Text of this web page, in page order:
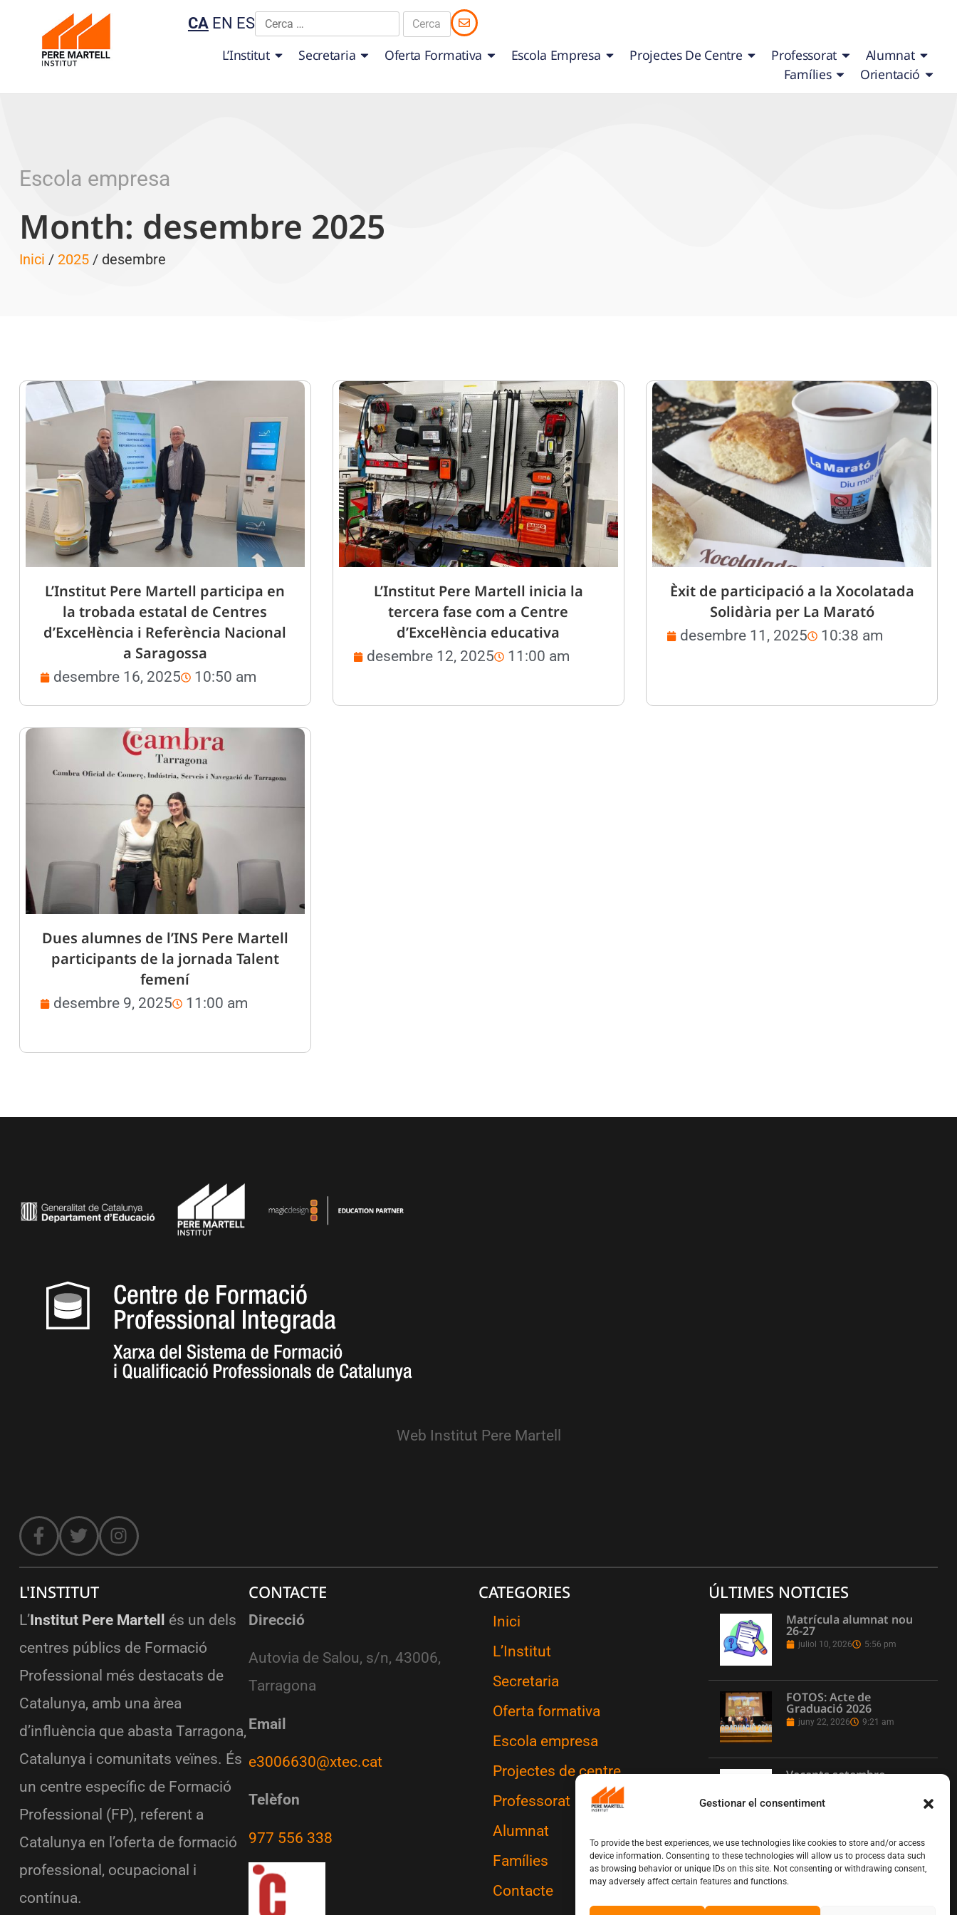
Gestionar el consentiment
To provide the best experiences, we use technologies like cookies to store and/or access
device information. Consenting to these technologies will allow us to process data such
as browsing behavior or unique IDs on this site. Not consenting or withdrawing consent,
may adversely affect certain features and functions.
CA EN ES
L’Institut Secretaria Oferta Formativa Escola Empresa Projectes De Centre Professorat
Alumnat
Famílies
Orientació
Escola empresa
Month: desembre 2025
Inici / 2025/ desembre
L’Institut Pere Martell participa en
la trobada estatal de Centres
d’Excel·lència i Referència Nacional
a Saragossa
desembre 16, 2025 10:50 am
L’Institut Pere Martell inicia la
tercera fase com a Centre
d’Excel·lència educativa
desembre 12, 2025 11:00 am
Èxit de participació a la Xocolatada
Solidària per La Marató
desembre 11, 2025 10:38 am
Dues alumnes de l’INS Pere Martell
participants de la jornada Talent
femení
desembre 9, 2025 11:00 am
Web Institut Pere Martell
L'INSTITUT
L’Institut Pere Martell
és un dels
centres públics de Formació
Professional més destacats de
Catalunya, amb una àrea
d’influència que abasta Tarragona,
Catalunya i comunitats veïnes. És
un centre específic de Formació
Professional (FP), referent a
Catalunya en l’oferta de formació
professional, ocupacional i
contínua.
CONTACTE
Direcció
Autovia de Salou, s/n, 43006,
Tarragona
Email
e3006630@xtec.cat
Telèfon
977 556 338
CATEGORIES
Inici
L’Institut
Secretaria
Oferta formativa
Escola empresa
Projectes de centre
Professorat
Alumnat
Famílies
Contacte
ÚLTIMES NOTICIES
Matrícula alumnat nou
26-27
juliol 10, 2026 5:56 pm
FOTOS: Acte de
Graduació 2026
juny 22, 2026 9:21 am
Vacants setembre
L’Institut Pere Martell
executa un projecte de
realització multicàmera
en remot